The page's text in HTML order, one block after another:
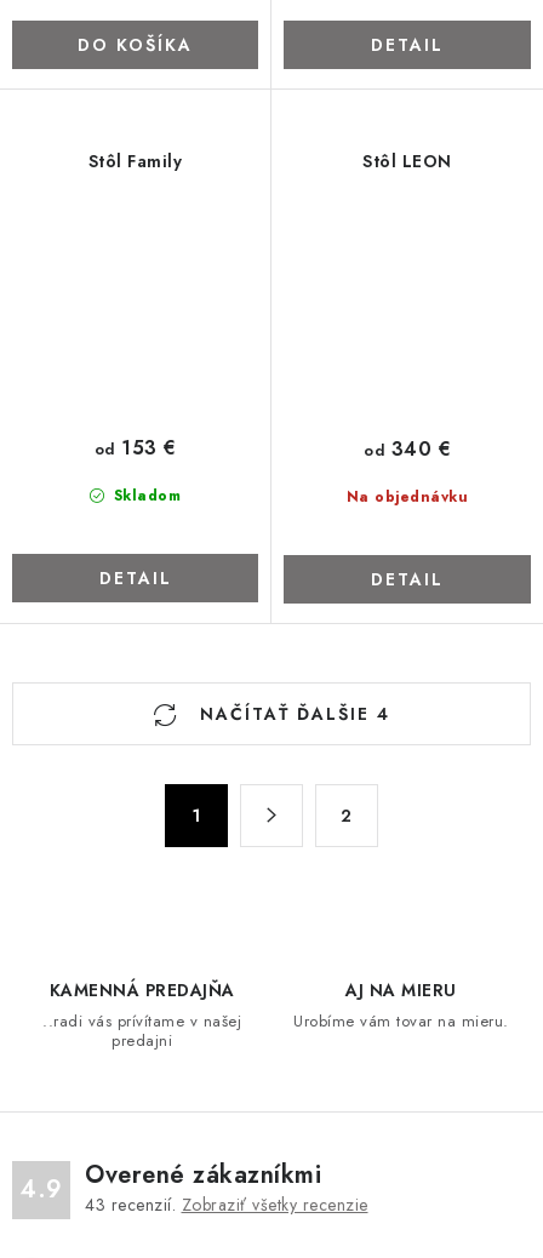
DO KOŠÍKA DETAIL
Stôl Family
Skladom
od 153 €
DETAIL
Stôl LEON
Na objednávku
od 340 €
DETAIL
O
y
ý
p
i
NAČÍTAŤ ĎALŠIE 4
e
1 2
KAMENNÁ PREDAJŇA
..radi vás prívítame v našej
predajni
AJ NA MIERU
Urobíme vám tovar na mieru.
4.9 Overené zákazníkmi
43 recenzií. Zobraziť všetky recenzie